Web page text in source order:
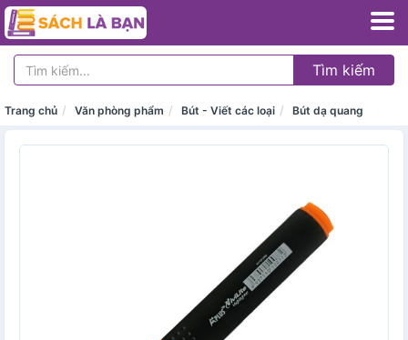
Tìm kiếm
Trang chủ Văn phòng phẩm Bút - Viết các loại Bút dạ quang